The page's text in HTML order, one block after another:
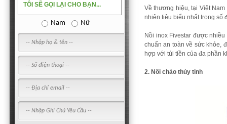
TÔI SẼ GỌI LẠI CHO BẠN...
Nam Nữ
Về thương hiệu, tại Việt
nhiên tiêu biểu nhất trong số
Nồi inox Fivestar được
chuẩn an toàn về sức khỏe,
hợp với túi tiền của đa phần
2. Nồi chảo thủy tinh